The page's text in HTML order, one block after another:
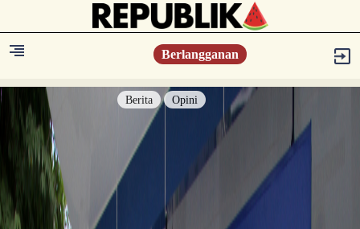
Berlangganan
Berita Opini
Berita
Islam Digest